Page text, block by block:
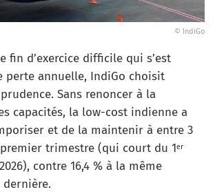
© IndiGo
fin d’exercice difficile qui s’est
perte annuelle, IndiGo choisit
Sans renoncer à la
capacités, la low-cost indienne a
et de la maintenir à entre 3
trimestre (qui court du 1er
contre 16,4 % à la même
dernière.